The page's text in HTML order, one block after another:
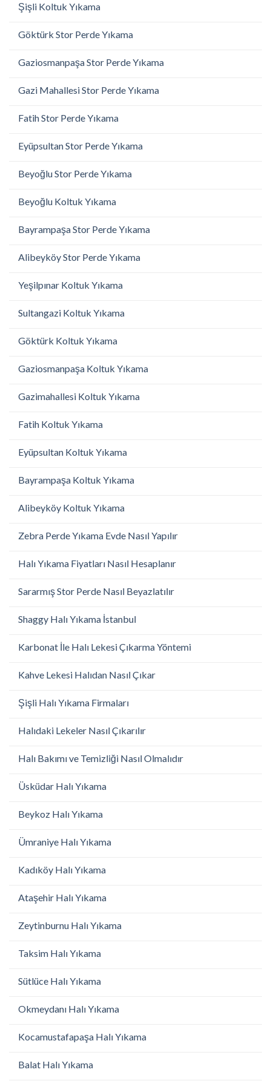
Şişli Koltuk Yıkama
Göktürk Stor Perde Yıkama
Gaziosmanpaşa Stor Perde Yıkama
Gazi Mahallesi Stor Perde Yıkama
Fatih Stor Perde Yıkama
Eyüpsultan Stor Perde Yıkama
Beyoğlu Stor Perde Yıkama
Beyoğlu Koltuk Yıkama
Bayrampaşa Stor Perde Yıkama
Alibeyköy Stor Perde Yıkama
Yeşilpınar Koltuk Yıkama
Sultangazi Koltuk Yıkama
Göktürk Koltuk Yıkama
Gaziosmanpaşa Koltuk Yıkama
Gazimahallesi Koltuk Yıkama
Fatih Koltuk Yıkama
Eyüpsultan Koltuk Yıkama
Bayrampaşa Koltuk Yıkama
Alibeyköy Koltuk Yıkama
Zebra Perde Yıkama Evde Nasıl Yapılır
Halı Yıkama Fiyatları Nasıl Hesaplanır
Sararmış Stor Perde Nasıl Beyazlatılır
Shaggy Halı Yıkama İstanbul
Karbonat İle Halı Lekesi Çıkarma Yöntemi
Kahve Lekesi Halıdan Nasıl Çıkar
Şişli Halı Yıkama Firmaları
Halıdaki Lekeler Nasıl Çıkarılır
Halı Bakımı ve Temizliği Nasıl Olmalıdır
Üsküdar Halı Yıkama
Beykoz Halı Yıkama
Ümraniye Halı Yıkama
Kadıköy Halı Yıkama
Ataşehir Halı Yıkama
Zeytinburnu Halı Yıkama
Taksim Halı Yıkama
Sütlüce Halı Yıkama
Okmeydanı Halı Yıkama
Kocamustafapaşa Halı Yıkama
Balat Halı Yıkama